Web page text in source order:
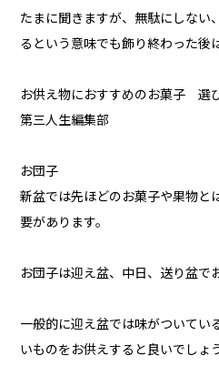
たまに聞きますが、無駄にしない
るという意味でも飾り終わった後
お供え物におすすめのお菓子 選
第三人生編集部
お団子
新盆では先ほどのお菓子や果物と
要があります。
お団子は迎え盆、中日、送り盆で
一般的に迎え盆では味がついてい
いものをお供えすると良いでしょう